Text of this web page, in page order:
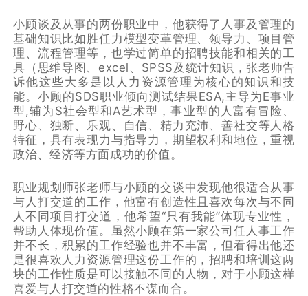
小顾谈及从事的两份职业中，他获得了人事及管理的
基础知识比如胜任力模型变革管理、领导力、项目管
理、流程管理等，也学过简单的招聘技能和相关的工
具（思维导图、excel、SPSS及统计知识，张老师告
诉他这些大多是以人力资源管理为核心的知识和技
能。小顾的SDS职业倾向测试结果ESA,主导为E事业
型,辅为S社会型和A艺术型，事业型的人富有冒险、
野心、独断、乐观、自信、精力充沛、善社交等人格
特征，具有表现力与指导力，期望权利和地位，重视
政治、经济等方面成功的价值。
职业规划师张老师与小顾的交谈中发现他很适合从事
与人打交道的工作，他富有创造性且喜欢每次与不同
人不同项目打交道，他希望“只有我能”体现专业性，
帮助人体现价值。虽然小顾在第一家公司任人事工作
并不长，积累的工作经验也并不丰富，但看得出他还
是很喜欢人力资源管理这份工作的，招聘和培训这两
块的工作性质是可以接触不同的人物，对于小顾这样
喜爱与人打交道的性格不谋而合。